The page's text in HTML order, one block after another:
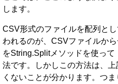
します。
CSV形式のファイルを配列と
われるのが、CSVファイルか
をString.Splitメソッドを使っ
法です。しかしこの方法は、
くないことが分かります。つ